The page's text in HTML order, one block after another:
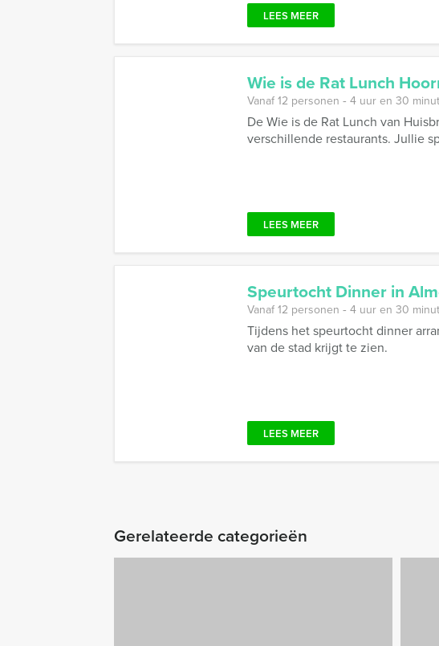
LEES MEER
Wie is de Rat Lunch
Vanaf 12 personen ‐ 4 uur en 30
De Wie is de Rat Lunch van
verschillende restaurants. Jullie
LEES MEER
Speurtocht Dinner in
Vanaf 12 personen ‐ 4 uur en 30
Tijdens het speurtocht dinner
van de stad krijgt te zien.
LEES MEER
Gerelateerde categorieën